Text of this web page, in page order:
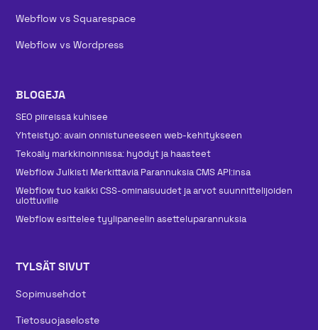
Webflow vs Squarespace
Webflow vs Wordpress
BLOGEJA
SEO piireissä kuhisee
Yhteistyö: avain onnistuneeseen web-kehitykseen
Tekoäly markkinoinnissa: hyödyt ja haasteet
Webflow Julkisti Merkittäviä Parannuksia CMS API:insa
Webflow tuo kaikki CSS-ominaisuudet ja arvot suunnittelijoiden
ulottuville
Webflow esittelee tyylipaneelin asetteluparannuksia
TYLSÄT SIVUT
Sopimusehdot
Tietosuojaseloste